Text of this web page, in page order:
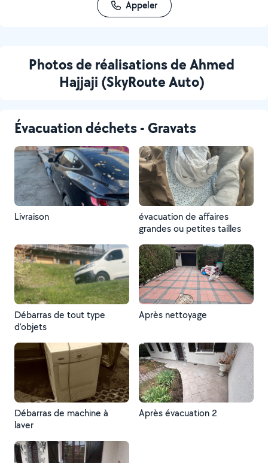
Appeler
Photos de réalisations de Ahmed
Hajjaji (SkyRoute Auto)
Évacuation déchets - Gravats
Livraison
évacuation de affaires
grandes ou petites tailles
Débarras de tout type
d’objets
Après nettoyage
Débarras de machine à
laver
Après évacuation 2